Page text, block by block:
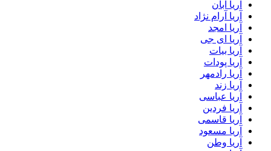
آریا آبان
آریا آرام نژاد
آریا امجد
آریا ای جی
آریا بیات
آریا پودات
آریا رادمهر
آریا زند
آریا عباسی
آریا فردین
آریا قاسمی
آریا مسعود
آریا وطن